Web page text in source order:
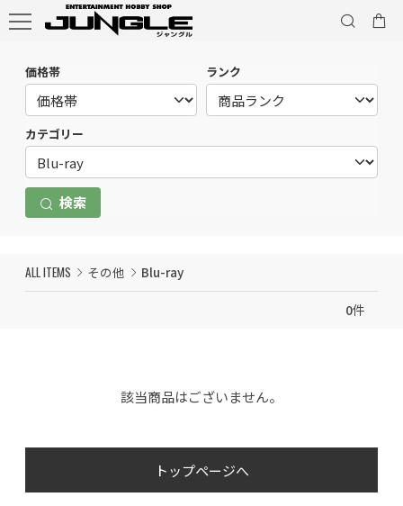
価格帯 ランク
カテゴリー
検索
ALL ITEMS その他 Blu-ray
0件
該当商品はございません。
トップページへ